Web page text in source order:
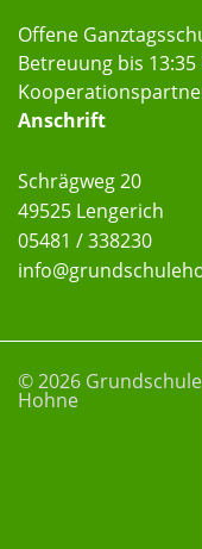
Offene
Betreuung bis
Anschrift
Schrägweg 20
49525 Lengerich
05481 / 338230
info
© 2026 Grundschule
Hohne